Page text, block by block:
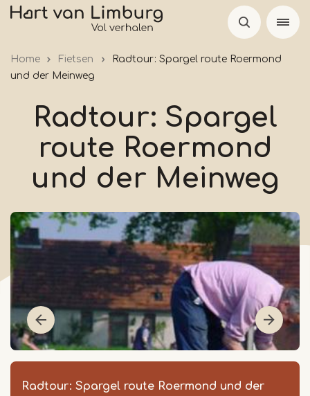
Skip
Home Fietsen
Radtour: Spargel route Roermond
und der Meinweg
Radtour: Spargel
route Roermond
und der Meinweg
Radtour: Spargel route Roermond und der